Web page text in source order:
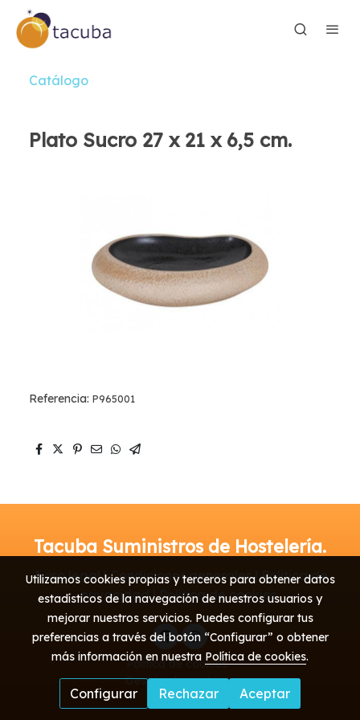
Catálogo
Plato Sucro 27 x 21 x 6,5 cm.
Referencia: P965001
Tacuba Suministros de Hostelería.
Aviso legal | Condiciones generales | Política de
privacidad | Política de cookies
Política de cookies
Gestión de cookies
Utilizamos cookies propias y terceros para obtener datos
estadísticos de la navegación de nuestros usuarios y
mejorar nuestros servicios. Puedes configurar tus
preferencias a través del botón “Configurar” o obtener
más información en nuestra Política de cookies.
Configurar Rechazar Aceptar